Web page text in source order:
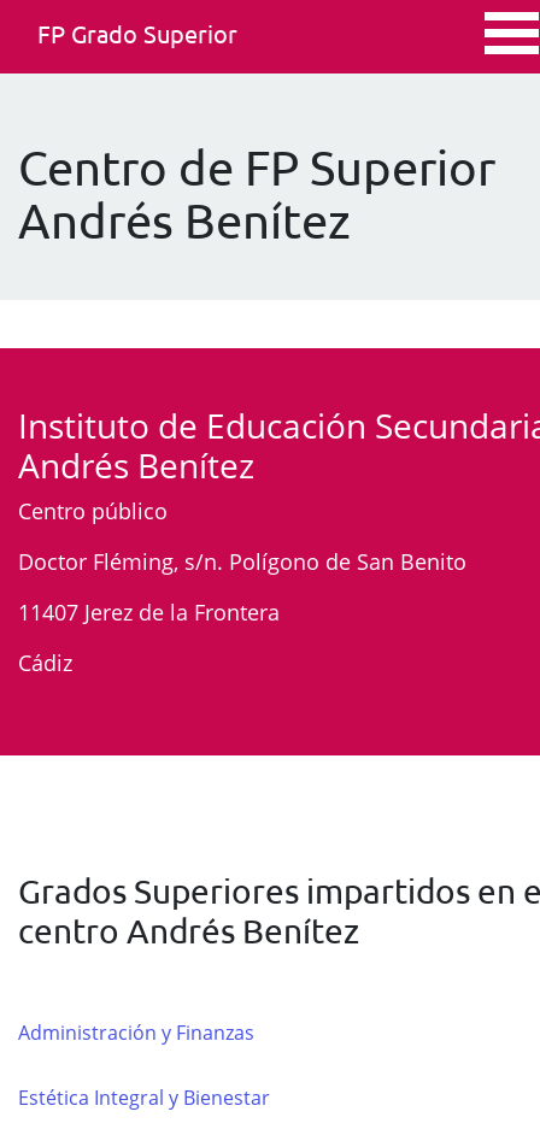
FP Grado Superior
Centro de FP Superior
Andrés Benítez
Instituto de Educación
Andrés Benítez
Centro público
Doctor Fléming, s/n. Polígono de San Benito
11407 Jerez de la Frontera
Cádiz
Grados Superiores impartidos en
centro Andrés Benítez
Administración y Finanzas
Estética Integral y Bienestar